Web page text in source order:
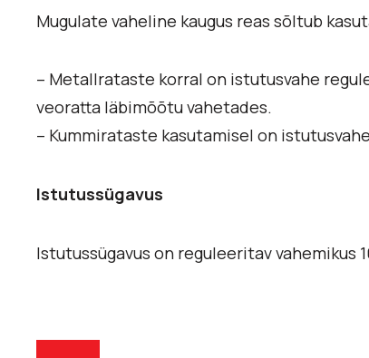
Mugulate vaheline kaugus reas sõltub
– Metallrataste korral on istutusvahe
veoratta läbimõõtu vahetades.
– Kummirataste kasutamisel on
Istutussügavus
Istutussügavus on reguleeritav vahemikus